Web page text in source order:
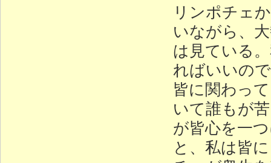
リンポチェ
いながら、
は見ている
ればいいの
皆に関わっ
いて誰もが
が皆心を一
と、私は皆